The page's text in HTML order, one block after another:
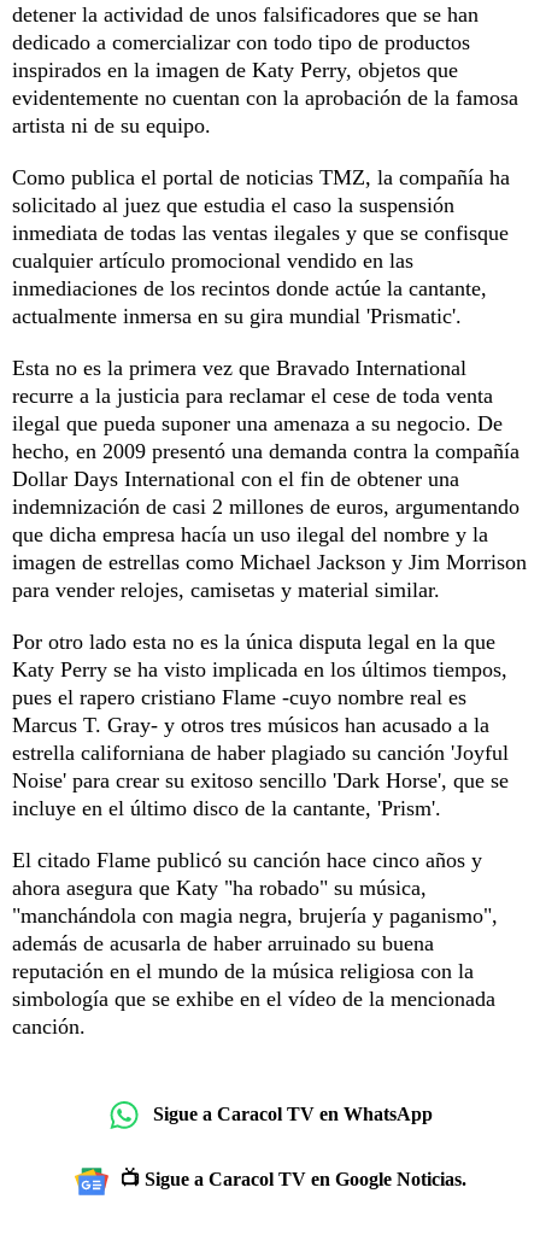
detener la actividad de unos falsificadores que se han
dedicado a comercializar con todo tipo de productos
inspirados en la imagen de Katy Perry, objetos que
evidentemente no cuentan con la aprobación de la famosa
artista ni de su equipo.
Como publica el portal de noticias TMZ, la compañía ha
solicitado al juez que estudia el caso la suspensión
inmediata de todas las ventas ilegales y que se confisque
cualquier artículo promocional vendido en las
inmediaciones de los recintos donde actúe la cantante,
actualmente inmersa en su gira mundial 'Prismatic'.
Esta no es la primera vez que Bravado International
recurre a la justicia para reclamar el cese de toda venta
ilegal que pueda suponer una amenaza a su negocio. De
hecho, en 2009 presentó una demanda contra la compañía
Dollar Days International con el fin de obtener una
indemnización de casi 2 millones de euros, argumentando
que dicha empresa hacía un uso ilegal del nombre y la
imagen de estrellas como Michael Jackson y Jim Morrison
para vender relojes, camisetas y material similar.
Por otro lado esta no es la única disputa legal en la que
Katy Perry se ha visto implicada en los últimos tiempos,
pues el rapero cristiano Flame -cuyo nombre real es
Marcus T. Gray- y otros tres músicos han acusado a la
estrella californiana de haber plagiado su canción 'Joyful
Noise' para crear su exitoso sencillo 'Dark Horse', que se
incluye en el último disco de la cantante, 'Prism'.
El citado Flame publicó su canción hace cinco años y
ahora asegura que Katy "ha robado" su música,
"manchándola con magia negra, brujería y paganismo",
además de acusarla de haber arruinado su buena
reputación en el mundo de la música religiosa con la
simbología que se exhibe en el vídeo de la mencionada
canción.
Sigue a Caracol TV en WhatsApp
📺 Sigue a Caracol TV en Google Noticias.